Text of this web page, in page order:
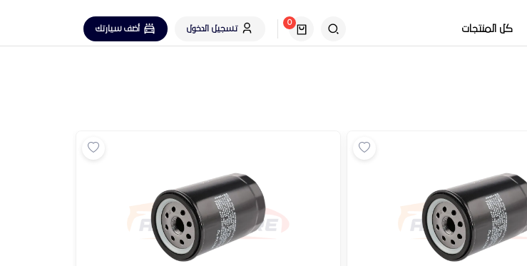
كل المنتجات
0
تسجيل الدخول
أضف سيارتك